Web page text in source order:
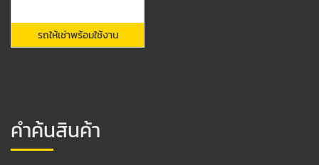
รถให้เช่าพร้อมใช้งาน
คำค้นสินค้า